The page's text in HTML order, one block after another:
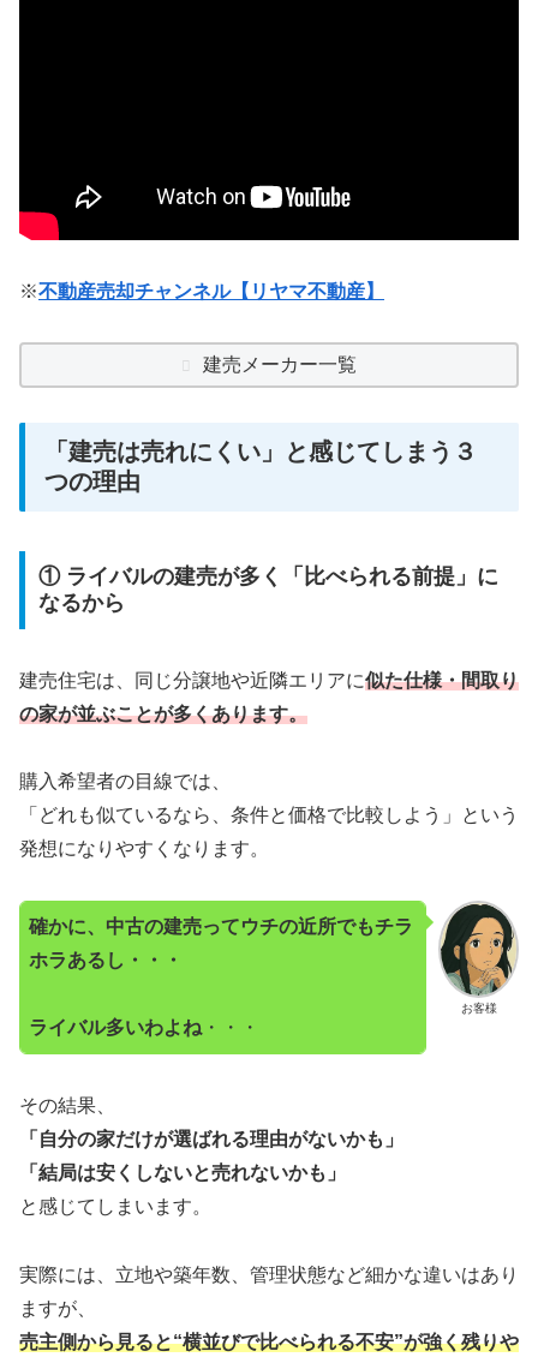
※不動産売却チャンネル【リヤマ不動産】
建売メーカー一覧
「建売は売れにくい」と感じてしまう３
つの理由
① ライバルの建売が多く「比べられる前提」に
なるから
建売住宅は、同じ分譲地や近隣エリアに似た仕様・間取り
の家が並ぶことが多くあります。
購入希望者の目線では、
「どれも似ているなら、条件と価格で比較しよう」という
発想になりやすくなります。
お客様
確かに、中古の建売ってウチの近所でもチラ
ホラあるし・・・
ライバル多いわよね ・・・
その結果、
「自分の家だけが選ばれる理由がないかも」
「結局は安くしないと売れないかも」
と感じてしまいます。
実際には、立地や築年数、管理状態など細かな違いはあり
ますが、
売主側から見ると“横並びで比べられる不安”が強く残りや